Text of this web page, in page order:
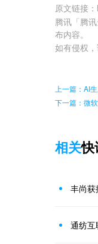
原文链接 ：
腾讯「腾
布内容。
如有侵权
上一篇：AI
下一篇：微
相关快
丰尚
通纺